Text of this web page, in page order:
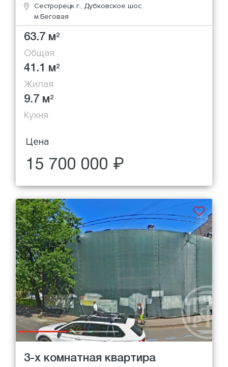
Сестрорецк г., Дубковское шос.
м.Беговая
63.7 м2
Общая
41.1 м2
Жилая
9.7 м2
Кухня
Цена
15 700 000 ₽
3-х комнатная квартира